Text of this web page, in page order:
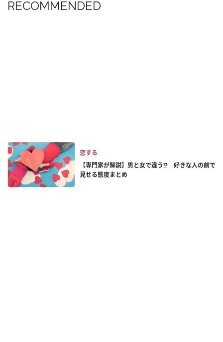
RECOMMENDED
恋する
【専門家が解説】男と女で違う!? 好きな人の前で
見せる態度まとめ